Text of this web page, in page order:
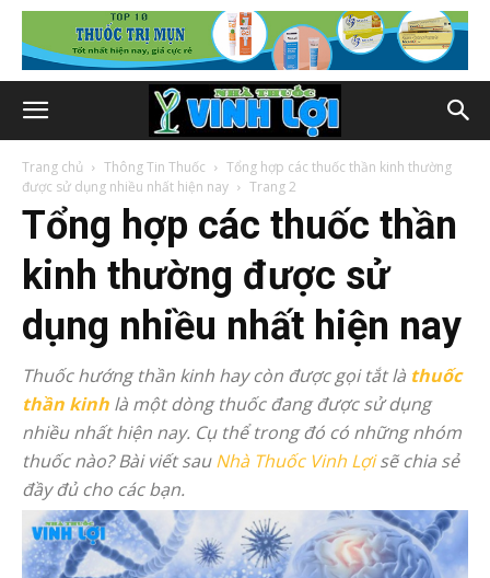
Trang chủ Thông Tin Thuốc
Tổng hợp các thuốc thần kinh thường
được sử dụng nhiều nhất hiện nay
Trang 2
Tổng hợp các thuốc thần
kinh thường được sử
dụng nhiều nhất hiện nay
Thuốc hướng thần kinh hay còn được gọi tắt là thuốc
thần kinh là một dòng thuốc đang được sử dụng
nhiều nhất hiện nay. Cụ thể trong đó có những nhóm
thuốc nào? Bài viết sauNhà Thuốc Vinh Lợisẽ chia sẻ
đầy đủ cho các bạn.